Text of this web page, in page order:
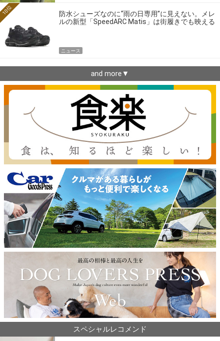
防水シューズなのに“雨の日専用”に見えない。メレ
ルの新型「SpeedARC Matis」は街履きでも映える
10位
ニュース
and more▼
スペシャルレコメンド